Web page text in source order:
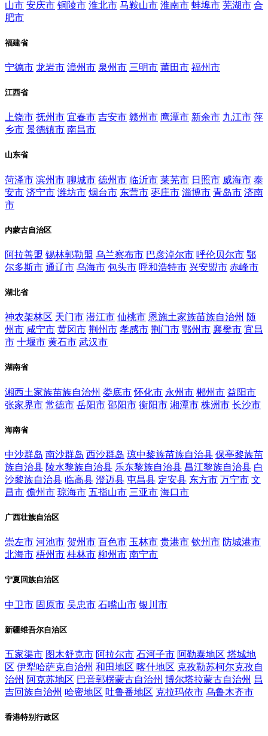
山市 安庆市 铜陵市 淮北市 马鞍山市 淮南市 蚌埠市 芜湖市 合
肥市
福建省
宁德市 龙岩市 漳州市 泉州市 三明市 莆田市 福州市
江西省
上饶市 抚州市 宜春市 吉安市 赣州市 鹰潭市 新余市 九江市 萍
乡市 景德镇市 南昌市
山东省
菏泽市 滨州市 聊城市 德州市 临沂市 莱芜市 日照市 威海市 泰
安市 济宁市 潍坊市 烟台市 东营市 枣庄市 淄博市 青岛市 济南
市
内蒙古自治区
阿拉善盟 锡林郭勒盟 乌兰察布市 巴彦淖尔市 呼伦贝尔市 鄂
尔多斯市 通辽市 乌海市 包头市 呼和浩特市 兴安盟市 赤峰市
湖北省
神农架林区 天门市 潜江市 仙桃市 恩施土家族苗族自治州 随
州市 咸宁市 黄冈市 荆州市 孝感市 荆门市 鄂州市 襄樊市 宜昌
市 十堰市 黄石市 武汉市
湖南省
湘西土家族苗族自治州 娄底市 怀化市 永州市 郴州市 益阳市
张家界市 常德市 岳阳市 邵阳市 衡阳市 湘潭市 株洲市 长沙市
海南省
中沙群岛 南沙群岛 西沙群岛 琼中黎族苗族自治县 保亭黎族苗
族自治县 陵水黎族自治县 乐东黎族自治县 昌江黎族自治县 白
沙黎族自治县 临高县 澄迈县 屯昌县 定安县 东方市 万宁市 文
昌市 儋州市 琼海市 五指山市 三亚市 海口市
广西壮族自治区
崇左市 河池市 贺州市 百色市 玉林市 贵港市 钦州市 防城港市
北海市 梧州市 桂林市 柳州市 南宁市
宁夏回族自治区
中卫市 固原市 吴忠市 石嘴山市 银川市
新疆维吾尔自治区
五家渠市 图木舒克市 阿拉尔市 石河子市 阿勒泰地区 塔城地
区 伊犁哈萨克自治州 和田地区 喀什地区 克孜勒苏柯尔克孜自
治州 阿克苏地区 巴音郭楞蒙古自治州 博尔塔拉蒙古自治州 昌
吉回族自治州 哈密地区 吐鲁番地区 克拉玛依市 乌鲁木齐市
香港特别行政区